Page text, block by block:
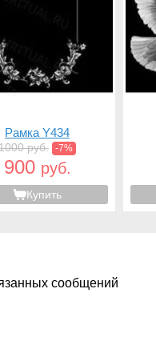
Рамка Y434
руб. -7%
900 руб.
Купить
сообщений